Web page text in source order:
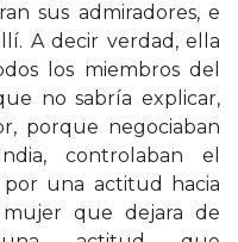
sus admiradores, e
A decir verdad, ella
los miembros del
no sabría explicar,
porque negociaban
controlaban el
una actitud hacia
que dejara de